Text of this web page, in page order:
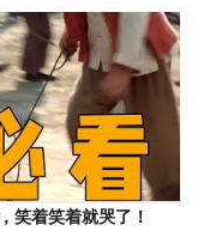
笑着笑着就哭了！